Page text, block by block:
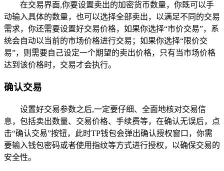
在交易界面,你要设置卖出的加密货币数量，你既可以手
动输入具体的数量，也可以选择全部卖出，以满足不同的交易
需求，你还需要设置好交易价格，如果你选择“市价交易”，系
统会自动以当前的市场价格进行交易；如果你选择“限价交
易”，则需要自己设定一个期望的卖出价格，只有当市场价格
达到该价格时，交易才会执行。
确认交易
设置好交易参数之后,一定要仔细、全面地核对交易信
息，包括卖出数量、交易价格、手续费等，在确认无误后，点
击“确认交易”按钮，此时TP钱包会弹出确认授权窗口，你需
要输入钱包密码或者使用指纹等方式进行授权，以确保交易的
安全性。